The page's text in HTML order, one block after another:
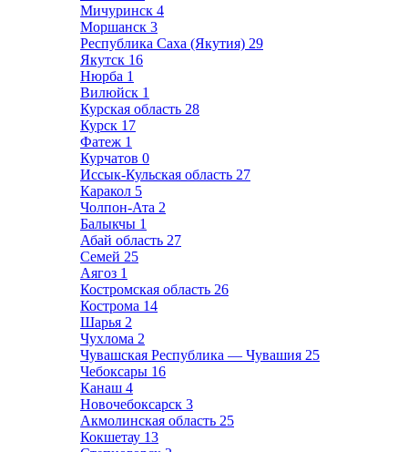
Мичуринск 4
Моршанск 3
Республика Саха (Якутия) 29
Якутск 16
Нюрба 1
Вилюйск 1
Курская область 28
Курск 17
Фатеж 1
Курчатов 0
Иссык-Кульская область 27
Каракол 5
Чолпон-Ата 2
Балыкчы 1
Абай область 27
Семей 25
Аягоз 1
Костромская область 26
Кострома 14
Шарья 2
Чухлома 2
Чувашская Республика — Чувашия 25
Чебоксары 16
Канаш 4
Новочебоксарск 3
Акмолинская область 25
Кокшетау 13